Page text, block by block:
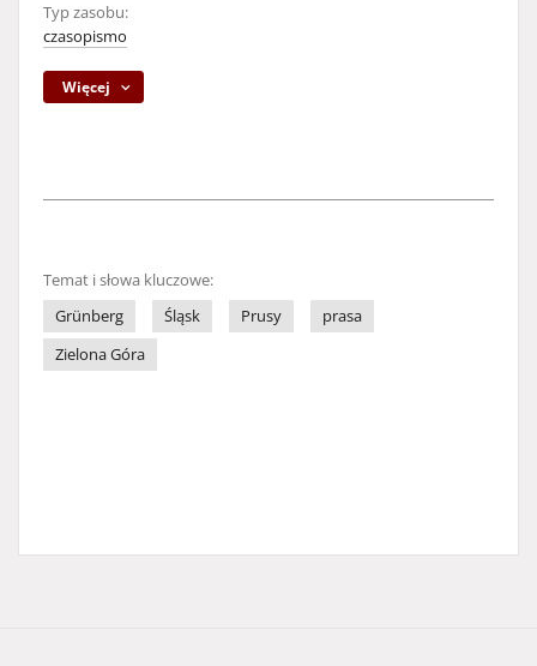
Typ zasobu:
czasopismo
Więcej
Temat i słowa kluczowe:
Grünberg
Śląsk Prusy
prasa
Zielona Góra